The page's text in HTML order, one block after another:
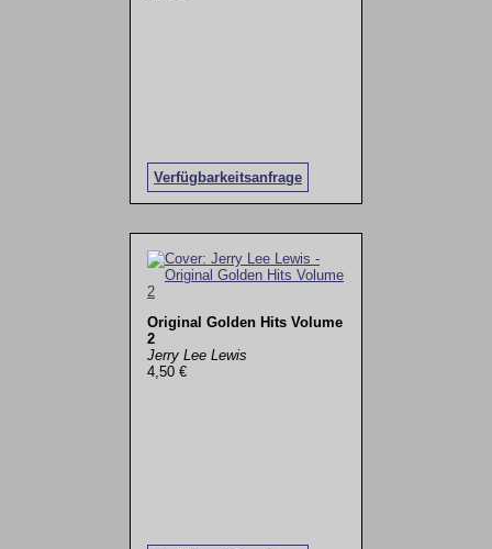
Verfügbarkeitsanfrage
Original Golden Hits Volume
2
Jerry Lee Lewis
4,50 €